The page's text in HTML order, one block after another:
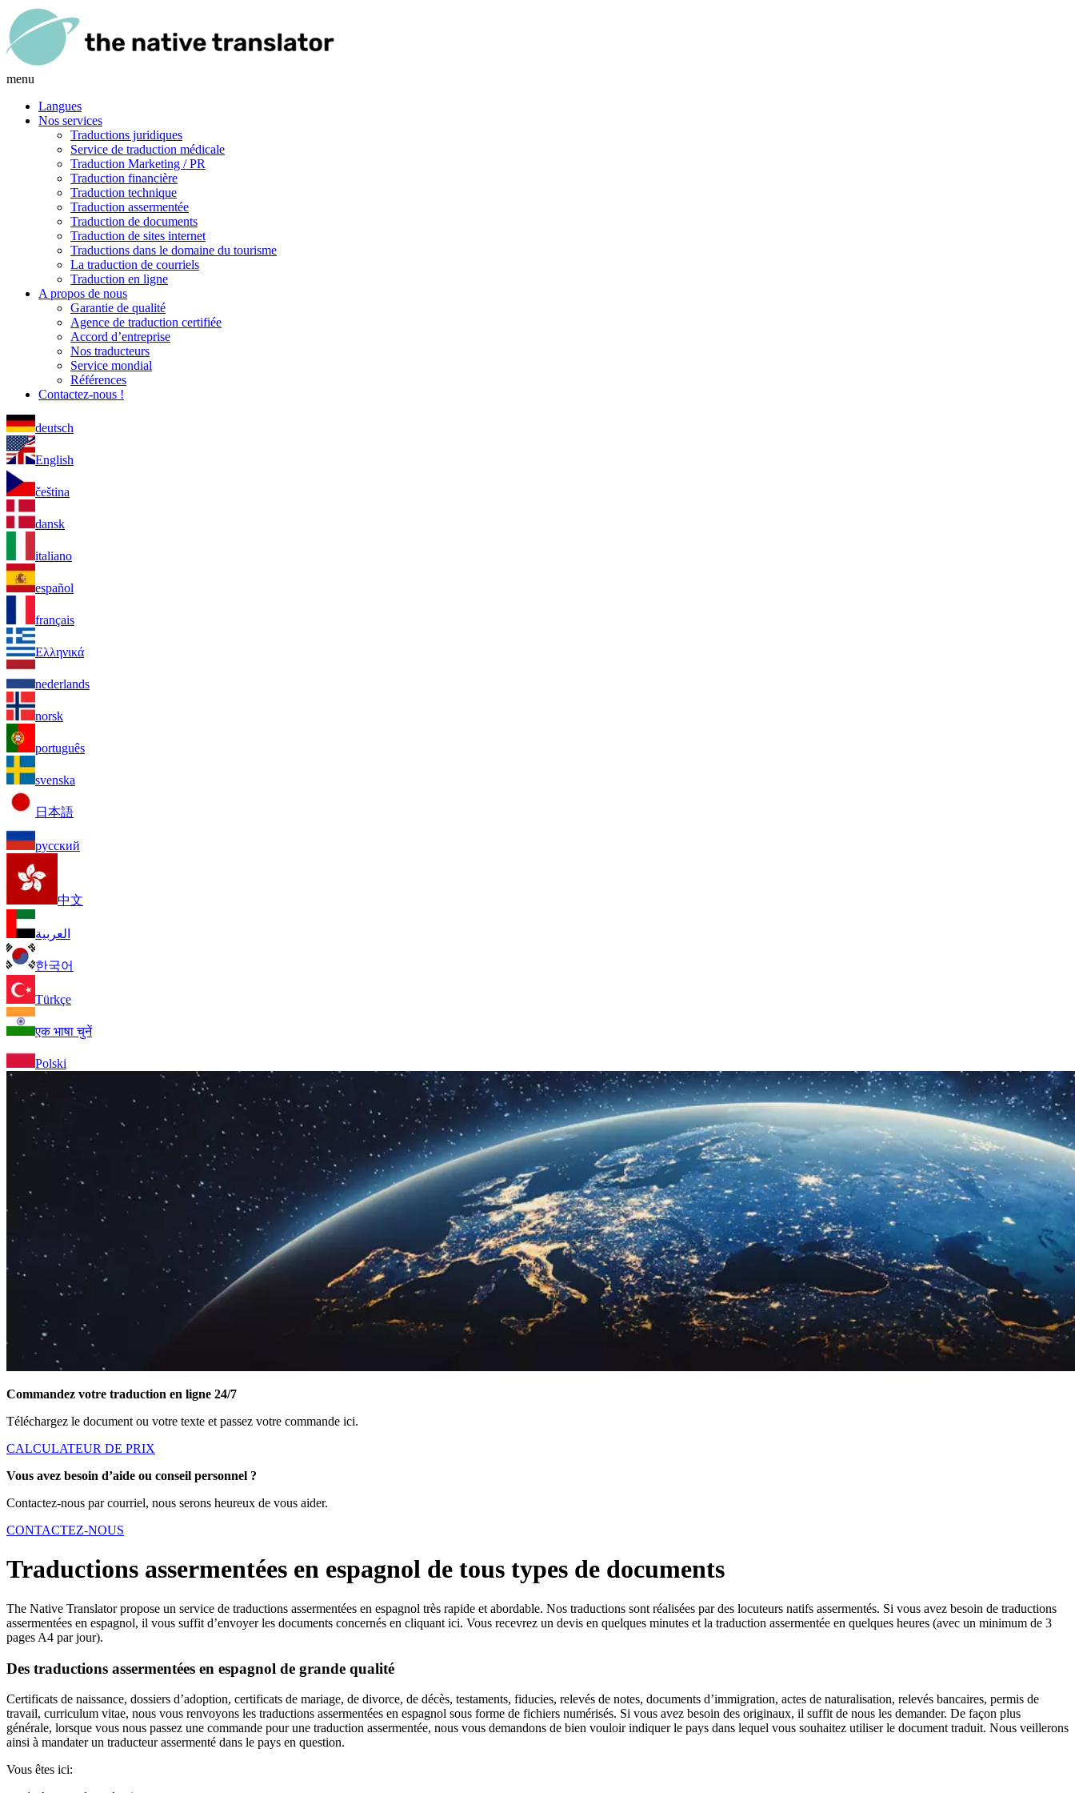
menu
Langues
Nos services
Traductions juridiques
Service de traduction médicale
Traduction Marketing / PR
Traduction financière
Traduction technique
Traduction assermentée
Traduction de documents
Traduction de sites internet
Traductions dans le domaine du tourisme
La traduction de courriels
Traduction en ligne
A propos de nous
Garantie de qualité
Agence de traduction certifiée
Accord d’entreprise
Nos traducteurs
Service mondial
Références
Contactez-nous !
deutsch
English
čeština
dansk
italiano
español
français
Ελληνικά
nederlands
norsk
português
svenska
日本語
русский
中文
العربية
한국어
Türkçe
एक भाषा चुनें
Polski
Commandez votre traduction en ligne 24/7
Téléchargez le document ou votre texte et passez votre commande ici.
CALCULATEUR DE PRIX
Vous avez besoin d’aide ou conseil personnel ?
Contactez-nous par courriel, nous serons heureux de vous aider.
CONTACTEZ-NOUS
Traductions assermentées en espagnol de tous types de documents
The Native Translator propose un service de traductions assermentées en espagnol très rapide et abordable. Nos traductions sont réalisées par des locuteurs natifs assermentés. Si vous avez besoin de traductions
assermentées en espagnol, il vous suffit d’envoyer les documents concernés en cliquant ici. Vous recevrez un devis en quelques minutes et la traduction assermentée en quelques heures (avec un minimum de 3
pages A4 par jour).
Des traductions assermentées en espagnol de grande qualité
Certificats de naissance, dossiers d’adoption, certificats de mariage, de divorce, de décès, testaments, fiducies, relevés de notes, documents d’immigration, actes de naturalisation, relevés bancaires, permis de
travail, curriculum vitae, nous vous renvoyons les traductions assermentées en espagnol sous forme de fichiers numérisés. Si vous avez besoin des originaux, il suffit de nous les demander. De façon plus
générale, lorsque vous nous passez une commande pour une traduction assermentée, nous vous demandons de bien vouloir indiquer le pays dans lequel vous souhaitez utiliser le document traduit. Nous veillerons
ainsi à mandater un traducteur assermenté dans le pays en question.
Vous êtes ici: